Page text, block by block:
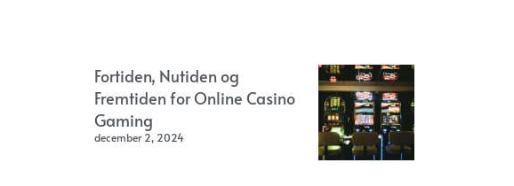
Fortiden, Nutiden og
Fremtiden for Online Casino
Gaming
december 2, 2024